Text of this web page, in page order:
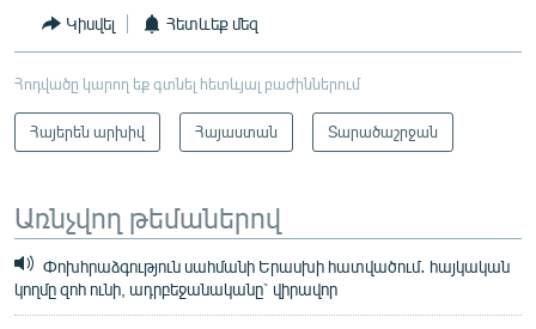
Կիսվել Հետևեք մեզ
Հոդվածը կարող եք գտնել հետևյալ բաժիններում
Հայերեն արխիվ Հայաստան Տարածաշրջան
Առնչվող թեմաներով
Փոխհրաձգություն սահմանի Երասխի հատվածում․ հայկական
կողմը զոհ ունի, ադրբեջանականը` վիրավոր